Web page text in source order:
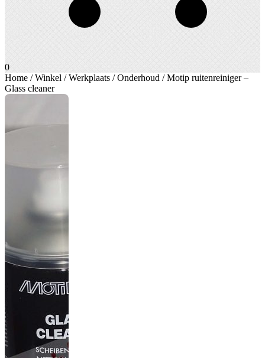
0
Home /Winkel /Werkplaats /Onderhoud / Motip ruitenreiniger –
Glass cleaner